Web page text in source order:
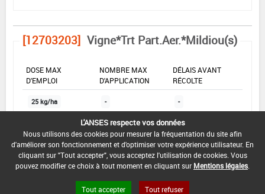
[12703203] Vigne*Trt Part.Aer.*Mildiou(s)
DOSE MAX
D'EMPLOI
NOMBRE MAX
D'APPLICATION
DÉLAIS AVANT
RÉCOLTE
25 kg/ha - -
INTERVALLE MINIMUM ENTRE APPLICATIONS :
-
L'ANSES respecte vos données
Nous utilisons des cookies pour mesurer la fréquentation du site afin
d'améliorer son fonctionnement et d'optimiser votre expérience utilisateur. En
cliquant sur "Tout accepter", vous acceptez l'utilisation de cookies. Vous
pouvez modifier ce choix à tout moment en cliquant sur Mentions légales
Tout accepter Tout refuser